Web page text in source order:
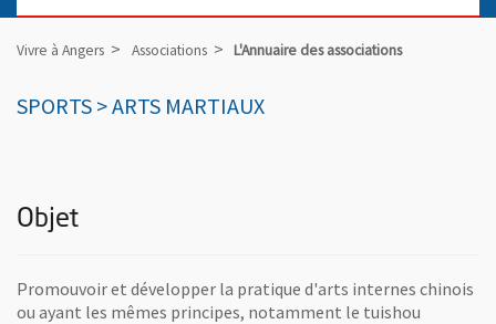
Vivre à Angers Associations L'Annuaire des associations
SPORTS > ARTS MARTIAUX
Objet
Promouvoir et développer la pratique d'arts internes chinois
ou ayant les mêmes principes, notamment le tuishou